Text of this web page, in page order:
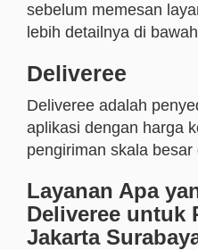
sebelum memesan
lebih detailnya di
Deliveree
Deliveree adalah
aplikasi dengan harga
pengiriman skala
Layanan Apa
Deliveree untuk
Jakarta